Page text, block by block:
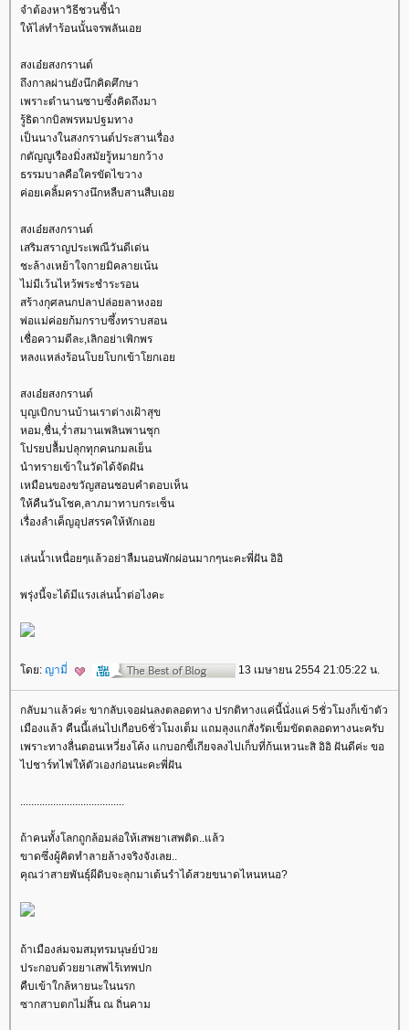
จำต้องหาวิธีชวนชี้นำ
ห้ไล่ทำร้อนนั้นจรพลันเอ
สงเอ๋ยสงกรานต์
ถึงกาลผ่านยังนึกคิดศึกษา
เพราะตำนานซาบซึ้งคิดถึงมา
รู้ธิดากบิลพรหมปฐมทาง
เป็นนางในสงกรานต์ประสานเรื่อง
กตัญญูเรืองมิ่งสมัยรู้หมายกว้าง
ธรรมบาลคือใครขัดไขวาง
ค่อยเคลิ้มครางนึกหลืบสานสืบเอ
สงเอ๋ยสงกรานต์
เสริมสราญประเพณีวันดีเด่น
ชะล้างเหย้าใจกายมิคลายเน้น
ไม่มีเว้นไหว้พระชำระรอน
สร้างกุศลนกปลาปล่อยลาหงอ
พ่อแม่ค่อยก้มกราบซึ้งทราบสอน
เชื่อความดีละ,เลิกอย่าเพิกพร
หลงแหล่งร้อนโบยโบกเข้าโยกเอ
สงเอ๋ยสงกรานต์
บุญเบิกบานบ้านเราต่างเฝ้าสุข
หอม,ชื่น,ร่ำสมานเพลินพานชุก
ปรยปลื้มปลุกทุกคนกมลเย็น
นำทรายเข้าในวัดได้จัดฝัน
เหมือนของขวัญสอนชอบคำตอบเห็น
ห้คืนวันโชค,ลาภมาทาบกระเซ็น
เรื่องลำเค็ญอุปสรรคให้หักเอ
เล่นน้ำเหนื่อยๆแล้วอย่าลืมนอนพักผ่อนมากๆนะคะพี่ฝัน อิอิ
พรุ่งนี้จะได้มีแรงเล่นน้ำต่อไงคะ
ดย: ญามี่ 13 เมษายน 2554 21:05:22 น.
กลับมาแล้วค่ะ ขากลับเจอฝนลงตลอดทาง ปรกติทางแค่นี้นั่งแค่ 5ชั่วโมงก็เข้าตัว
เมืองแล้ว คืนนี้เล่นไปเกือบ6ชั่วโมงเต็ม แถมลุงแกสั่งรัดเข็มขัดตลอดทางนะครับ
เพราะทางลื่นตอนเหวี่ยงโค้ง แกบอกขี้เกียจลงไปเก็บที่ก้นเหวนะสิ อิอิ ฝันดีค่ะ ขอ
ไปชาร์ทไฟให้ตัวเองก่อนนะคะพี่ฝัน
ถ้าคนทั้งโลกถูกล้อมล่อให้เสพยาเสพติด..แล้ว
ขาดซึ่งผู้คิดทำลายล้างจริงจังเลย..
คุณว่าสายพันธุ์ผีดิบจะลุกมาเต้นรำได้สวยขนาดไหนหนอ?
ถ้าเมืองล่มจมสมุทรมนุษย์ป่ว
ประกอบด้วยยาเสพไร้เทพปก
คืบเข้าใกล้หายนะในนรก
ซากสาบตกไม่สิ้น ณ ถิ่นคาม